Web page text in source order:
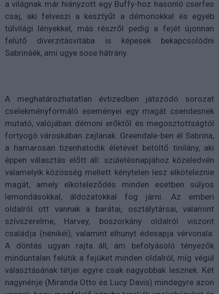
a világnak már hiányzott egy Buffy-hoz hasonló cserfes
csaj, aki felveszi a kesztyűt a démonokkal és egyéb
túlvilági lényekkel, más részről pedig a fejét újonnan
felütő diverzitásvitába is képesek bekapcsolódni
Sabrináék, ami ugye sose hátrány.
A meghatározhatatlan évtizedben játszódó sorozat
cselekményformáló eseményei egy magát csendesnek
mutató, valójában démoni erőktől és megosztottságtól
fortyogó városkában zajlanak. Greendale-ben él Sabrina,
a hamarosan tizenhatodik életévét betöltő tinilány, aki
éppen választás előtt áll: születésnapjához közeledvén
valamelyik közösség mellett kénytelen lesz elköteleznie
magát, amely elköteleződés minden esetben súlyos
lemondásokkal, áldozatokkal fog járni. Az emberi
oldalról ott vannak a barátai, osztálytársai, valamint
szívszerelme, Harvey, boszorkány oldalról viszont
családja (nénikéi), valamint elhunyt édesapja vérvonala.
A döntés ugyan rajta áll, ám befolyásoló tényezők
minduntalan felütik a fejüket minden oldalról, míg végül
választásának tétjei egyre csak nagyobbak lesznek. Két
nagynénje (Miranda Otto és Lucy Davis) mindegyre azon